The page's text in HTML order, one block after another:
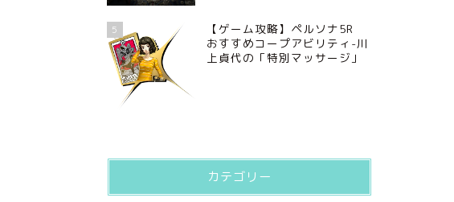
5
【ゲーム攻略】ペルソナ5R
おすすめコープアビリティ-川
上貞代の「特別マッサージ」
カテゴリー